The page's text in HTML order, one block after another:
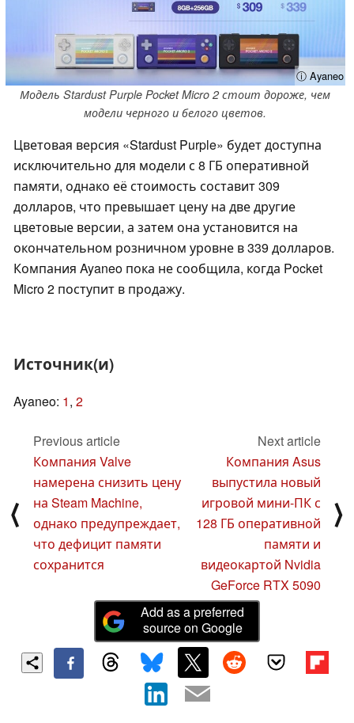
ⓘ Ayaneo
Модель Stardust Purple Pocket Micro 2 стоит дороже, чем
модели черного и белого цветов.
Цветовая версия «Stardust Purple» будет доступна
исключительно для модели с 8 ГБ оперативной
памяти, однако её стоимость составит 309
долларов, что превышает цену на две другие
цветовые версии, а затем она установится на
окончательном розничном уровне в 339 долларов.
Компания Ayaneo пока не сообщила, когда Pocket
Micro 2 поступит в продажу.
Источник(и)
Ayaneo: 1, 2
⟨
Previous article
Компания Valve
намерена снизить цену
на Steam Machine,
однако предупреждает,
что дефицит памяти
сохранится
Next article
Компания Asus
выпустила новый
игровой мини-ПК с
128 ГБ оперативной
памяти и
видеокартой Nvidia
GeForce RTX 5090
⟩
Add as a preferred
source on Google